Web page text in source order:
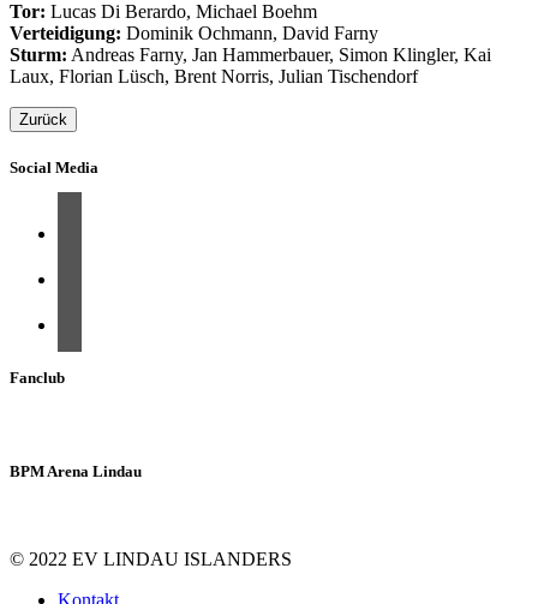
Tor: Lucas Di Berardo, Michael Boehm
Verteidigung: Dominik Ochmann, David Farny
Sturm: Andreas Farny, Jan Hammerbauer, Simon Klingler, Kai
Laux, Florian Lüsch, Brent Norris, Julian Tischendorf
Zurück
Social Media
Fanclub
BPM Arena Lindau
© 2022 EV LINDAU ISLANDERS
Kontakt